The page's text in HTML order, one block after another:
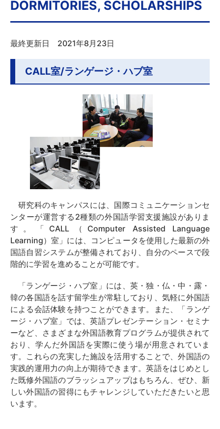
DORMITORIES, SCHOLARSHIPS
最終更新日 2021年8月23日
CALL室/ランゲージ・ハブ室
研究科のキャンパスには、国際コミュニケーションセ
ンターが運営する2種類の外国語学習支援施設がありま
す。「CALL（Computer Assisted Language
Learning）室」には、コンピュータを使用した最新の外
国語自習システムが整備されており、自分のペースで段
階的に学習を進めることが可能です。
「ランゲージ・ハブ室」には、英・独・仏・中・露・
韓の各国語を話す留学生が常駐しており、気軽に外国語
による会話体験を持つことができます。また、「ランゲ
ージ・ハブ室」では、英語プレゼンテーション・セミナ
ーなど、さまざまな外国語教育プログラムが提供されて
おり、学んだ外国語を実際に使う場が用意されていま
す。これらの充実した施設を活用することで、外国語の
実践的運用力の向上が期待できます。英語をはじめとし
た既修外国語のブラッシュアップはもちろん、ぜひ、新
しい外国語の習得にもチャレンジしていただきたいと思
います。